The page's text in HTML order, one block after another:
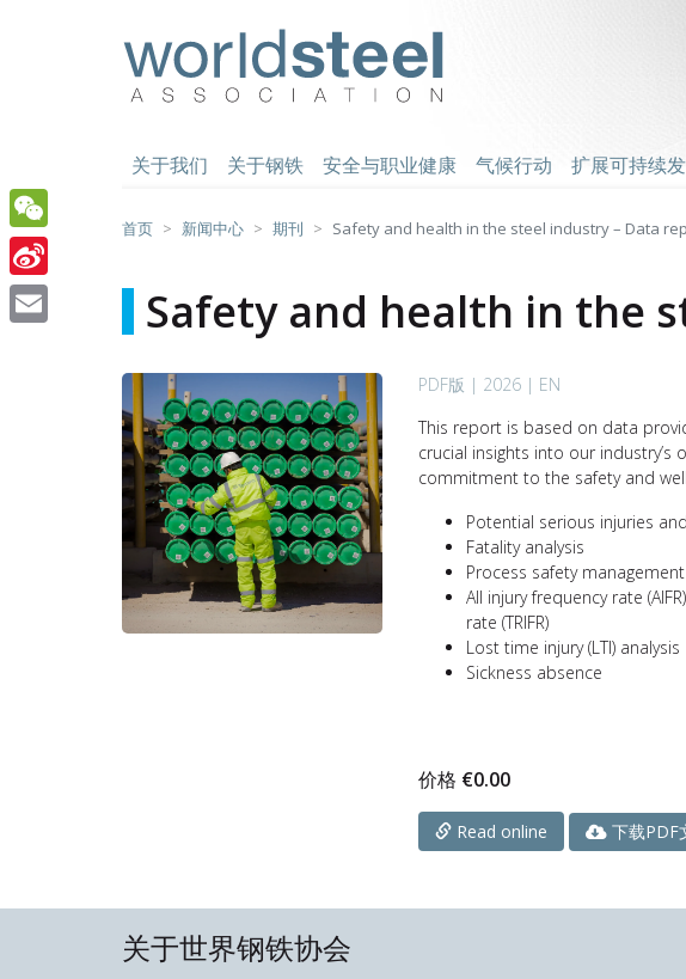
关于我们 关于钢铁 安全与职业健康 气候行动 扩展可持续
首页 新闻中心 期刊 Safety and health in the steel industry – Data
Safety and health in the
PDF版 | 2026 | EN
This report is based on data
crucial insights into our industry’s
commitment to the safety and
Potential serious injuries
Fatality analysis
Process safety management
All injury frequency rate
rate (TRIFR)
Lost time injury (LTI) analysis
Sickness absence
价格 €0.00
Read online 下载PDF
关于世界钢铁协会
WeChat
Sina